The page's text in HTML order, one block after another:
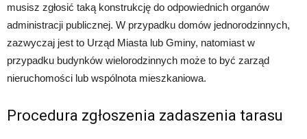
musisz zgłosić taką konstrukcję do odpowiednich organów
administracji publicznej. W przypadku domów jednorodzinnych,
zazwyczaj jest to Urząd Miasta lub Gminy, natomiast w
przypadku budynków wielorodzinnych może to być zarząd
nieruchomości lub wspólnota mieszkaniowa.
Procedura zgłoszenia zadaszenia tarasu